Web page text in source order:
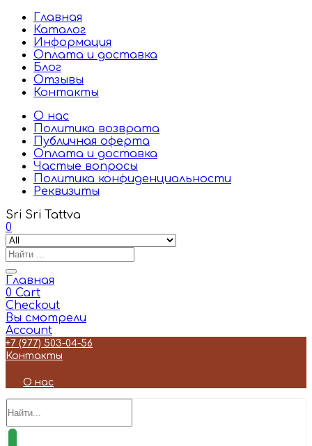
Главная
Каталог
Информация
Оплата и доставка
Блог
Отзывы
Контакты
О нас
Политика возврата
Публичная оферта
Оплата и доставка
Частые вопросы
Политика конфиденциальности
Реквизиты
Sri Sri Tattva
0
Главная
0 Cart
Checkout
Вы смотрели
Account
+7 (977) 503-04-56
Контакты
О нас